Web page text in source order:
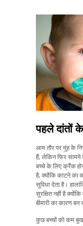
पहले दांतों
आम तौर पर मुंह के
हैं, लेकिन फिर सामने
बच्चे के लिए क्रैंक
है, क्योंकि काटने का
सुविधा देता है।
सुरक्षित नहीं है
बीमारी का कारण
कुछ बच्चों को कम